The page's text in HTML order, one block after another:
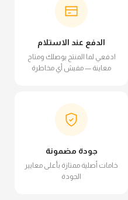
الدفع عند الاستلام
ادفعي لما المنتج يوصلك ومتاح
معاينة — مفيش أي مخاطرة
جودة مضمونة
خامات أصلية ممتازة بأعلى معايير
الجودة